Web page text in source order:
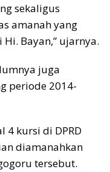
sekaligus
amanah yang
Bayan,” ujarnya.
juga
periode 2014-
4 kursi di DPRD
diamanahkan
tersebut.